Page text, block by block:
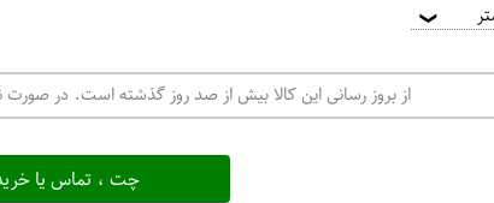
❯
از بروز رسانی این کالا بیش از صد روز گذشته است. در صورت
چت ، تماس یا